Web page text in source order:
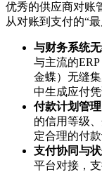
优秀的供应商对账
从对账到支付的“最
与财务系统无
与主流的
金蝶）无缝
中生成应付
付款计划管理
的信用等级
定合理的付款
支付协同与状
平台对接，